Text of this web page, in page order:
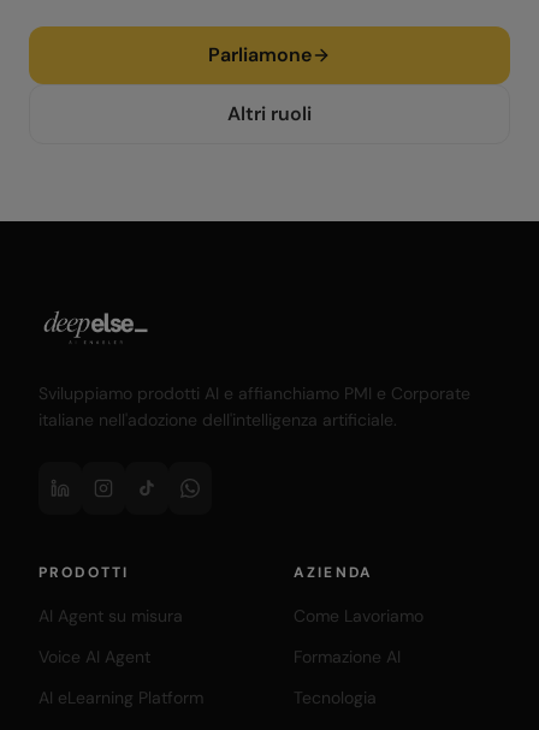
Parliamone
Altri ruoli
Sviluppiamo prodotti AI e affianchiamo PMI e Corporate
italiane nell'adozione dell'intelligenza artificiale.
PRODOTTI
AI Agent su misura
Voice AI Agent
AI eLearning Platform
AZIENDA
Come Lavoriamo
Formazione AI
Tecnologia